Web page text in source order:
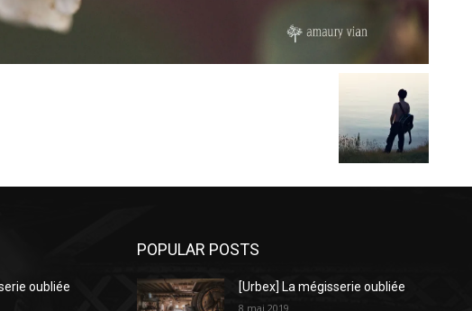
oubliée
POPULAR POSTS
[Urbex] La mégisserie oubliée
8 mai 2019